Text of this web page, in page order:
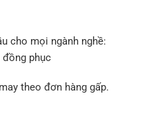
cho mọi ngành nghề:
đồng phục
theo đơn hàng gấp.